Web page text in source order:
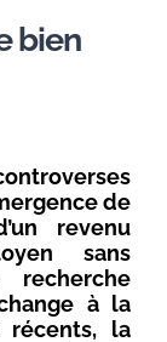
bien
de
revenu
sans
à la
récents, la